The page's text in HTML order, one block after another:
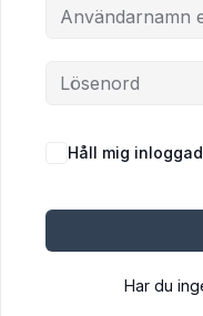
Håll mig inloggad
Har du